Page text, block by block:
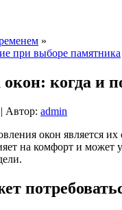
»
при выборе памятника
когда и
| Автор: admin
окон является
на комфорт и может